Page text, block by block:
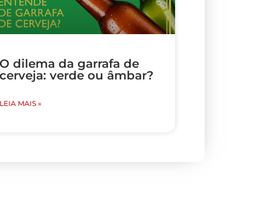
O dilema da garrafa de
cerveja: verde ou âmbar?
LEIA MAIS »